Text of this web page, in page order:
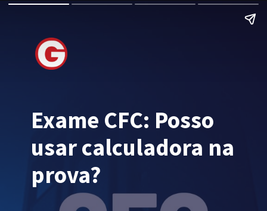
Exame CFC: Posso
usar calculadora na
prova?